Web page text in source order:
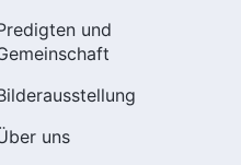
und
uns